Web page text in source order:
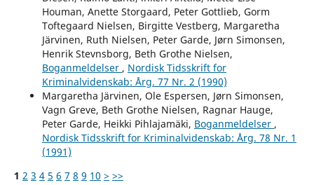
Houman, Anette Storgaard, Peter Gottlieb, Gorm
Toftegaard Nielsen, Birgitte Vestberg, Margaretha
Järvinen, Ruth Nielsen, Peter Garde, Jørn Simonsen,
Henrik Stevnsborg, Beth Grothe Nielsen,
Boganmeldelser , Nordisk Tidsskrift for
Kriminalvidenskab: Årg. 77 Nr. 2 (1990)
Margaretha Järvinen, Ole Espersen, Jørn Simonsen,
Vagn Greve, Beth Grothe Nielsen, Ragnar Hauge,
Peter Garde, Heikki Pihlajamäki, Boganmeldelser ,
Nordisk Tidsskrift for Kriminalvidenskab: Årg. 78 Nr. 1
(1991)
1 2 3 4 5 6 7 8 9 10 > >>